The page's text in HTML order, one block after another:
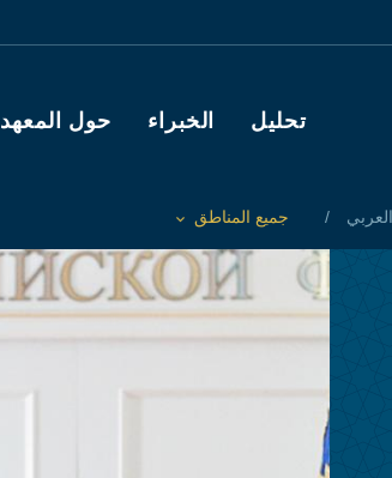
Main navigation
تحليل الخبراء حول المعهد
Toggle List of
جميع المناطق